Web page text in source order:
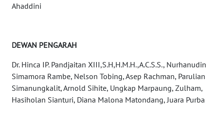
Ahaddini
DEWAN PENGARAH
Dr. Hinca IP. Pandjaitan XIII,S.H,H.M.H.,A.C.S.S., Nurhanudin
Simamora Rambe, Nelson Tobing, Asep Rachman, Parulian
Simanungkalit, Arnold Sihite, Ungkap Marpaung, Zulham,
Hasiholan Sianturi, Diana Malona Matondang, Juara Purba
JAKARTA
WN
JABAR